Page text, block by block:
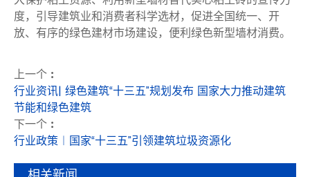
度，引导建筑业和消费者科学选材，促进全国统一、开
放、有序的绿色建材市场建设，便利绿色新型墙材消费。
上一个 :
行业资讯| 绿色建筑“十三五”规划发布 国家大力推动建筑
节能和绿色建筑
下一个 :
行业政策︱国家“十三五”引领建筑垃圾资源化